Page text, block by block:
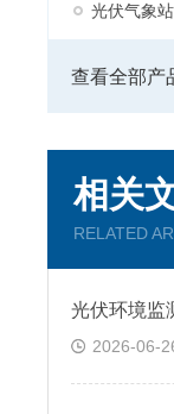
光伏气象站
查看全部产
相关
RELATED
2026-06-